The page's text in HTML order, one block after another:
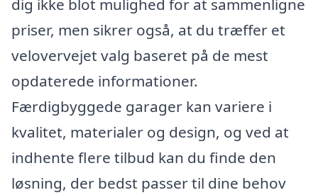
dig ikke blot mulighed for at sammenligne
priser, men sikrer også, at du træffer et
velovervejet valg baseret på de mest
opdaterede informationer.
Færdigbyggede garager kan variere i
kvalitet, materialer og design, og ved at
indhente flere tilbud kan du finde den
løsning, der bedst passer til dine behov